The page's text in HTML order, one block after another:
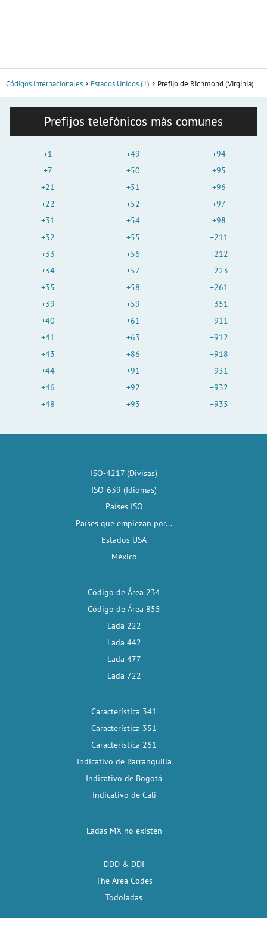
Códigos internacionales Estados Unidos (1) Prefijo de Richmond (Virginia)
Prefijos telefónicos más comunes
+1
+7
+21
+22
+31
+32
+33
+34
+35
+39
+40
+41
+43
+44
+46
+48
+49
+50
+51
+52
+54
+55
+56
+57
+58
+59
+61
+63
+86
+91
+92
+93
+94
+95
+96
+97
+98
+211
+212
+223
+261
+351
+911
+912
+918
+931
+932
+935
ISO-4217 (Divisas)
ISO-639 (Idiomas)
Países ISO
Países que empiezan por...
Estados USA
México
Código de Área 234
Código de Área 855
Lada 222
Lada 442
Lada 477
Lada 722
Característica 341
Característica 351
Característica 261
Indicativo de Barranquilla
Indicativo de Bogotá
Indicativo de Cali
Ladas MX no existen
DDD & DDI
The Area Codes
Todoladas